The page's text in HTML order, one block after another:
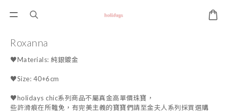
Roxanna
♥Materials: 純銀鍍金
♥Size: 40+6cm
♥holidays chic系列商品不屬真金高單價珠寶，
些許滑痕在所難免，有完美主義的寶寶們請至金夫人系列採買選購